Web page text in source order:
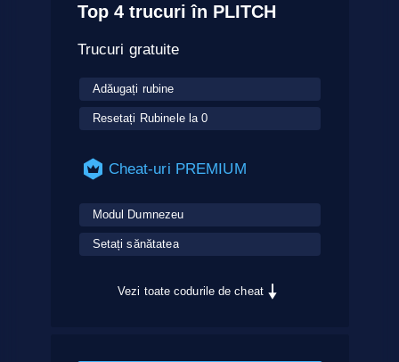
Top 4 trucuri în PLITCH
Trucuri gratuite
Adăugați rubine
Resetați Rubinele la 0
Cheat-uri PREMIUM
Modul Dumnezeu
Setați sănătatea
Vezi toate codurile de cheat